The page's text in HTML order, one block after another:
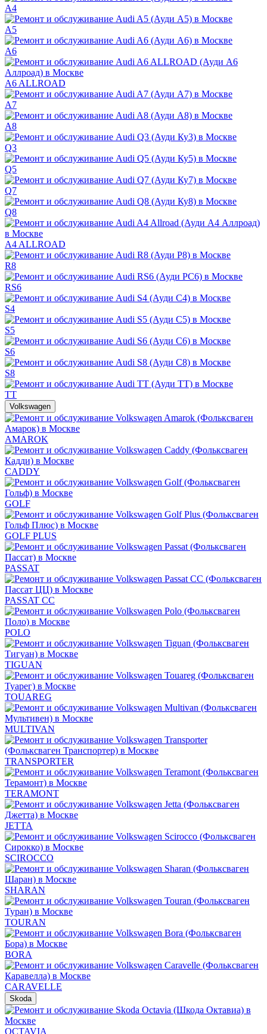
A4
A5
A6
A6 ALLROAD
A7
A8
Q3
Q5
Q7
Q8
A4 ALLROAD
R8
RS6
S4
S5
S6
S8
TT
Volkswagen
AMAROK
CADDY
GOLF
GOLF PLUS
PASSAT
PASSAT CC
POLO
TIGUAN
TOUAREG
MULTIVAN
TRANSPORTER
TERAMONT
JETTA
SCIROCCO
SHARAN
TOURAN
BORA
CARAVELLE
Skoda
OCTAVIA